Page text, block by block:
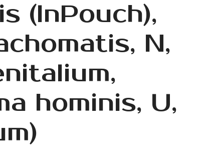
(InPouch),
N,
hominis, U,